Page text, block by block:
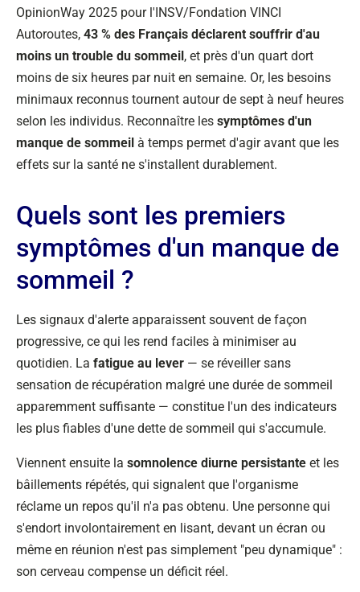
OpinionWay 2025 pour l'INSV/Fondation VINCI
Autoroutes, 43 % des Français déclarent souffrir d'au
moins un trouble du sommeil, et près d'un quart dort
moins de six heures par nuit en semaine. Or, les besoins
minimaux reconnus tournent autour de sept à neuf heures
selon les individus. Reconnaître les symptômes d'un
manque de sommeil à temps permet d'agir avant que les
effets sur la santé ne s'installent durablement.
Quels sont les premiers
symptômes d'un manque de
sommeil ?
Les signaux d'alerte apparaissent souvent de façon
progressive, ce qui les rend faciles à minimiser au
quotidien. La fatigue au lever — se réveiller sans
sensation de récupération malgré une durée de sommeil
apparemment suffisante — constitue l'un des indicateurs
les plus fiables d'une dette de sommeil qui s'accumule.
Viennent ensuite la somnolence diurne persistante et les
bâillements répétés, qui signalent que l'organisme
réclame un repos qu'il n'a pas obtenu. Une personne qui
s'endort involontairement en lisant, devant un écran ou
même en réunion n'est pas simplement "peu dynamique" :
son cerveau compense un déficit réel.